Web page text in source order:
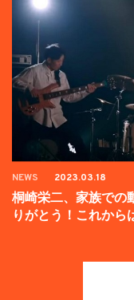
NEWS 2023.03.18
桐崎栄二、家族での
りがとう！これから